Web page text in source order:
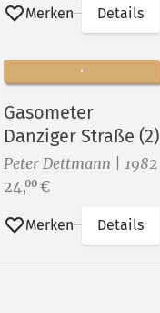
Merken Details
Gasometer
Danziger Straße (2)
Peter Dettmann | 1982
Preis:
24,00 €
Merken Details